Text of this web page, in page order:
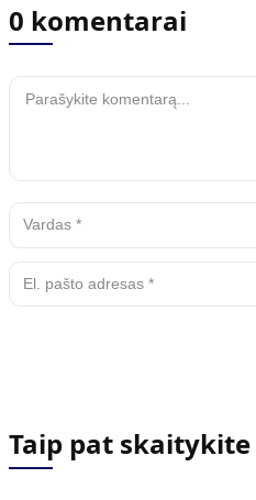
0 komentarai
Taip pat skaitykite